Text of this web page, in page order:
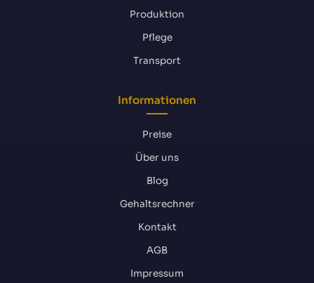
Produktion
Pflege
Transport
Informationen
Preise
Über uns
Blog
Gehaltsrechner
Kontakt
AGB
Impressum